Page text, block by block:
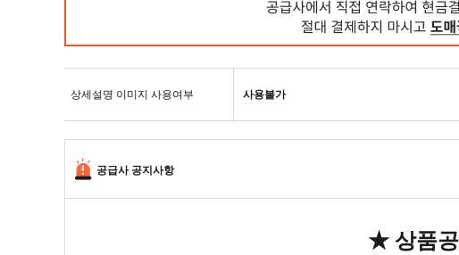
상세설명 이미지 사용여부 사용불가
공급사 공지사항
★상품